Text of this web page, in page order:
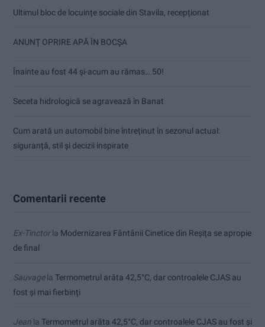
Ultimul bloc de locuințe sociale din Stavila, recepționat
ANUNŢ OPRIRE APĂ ÎN BOCȘA
Înainte au fost 44 și-acum au rămas… 50!
Seceta hidrologică se agravează în Banat
Cum arată un automobil bine întreținut în sezonul actual:
siguranță, stil și decizii inspirate
Comentarii recente
Ex-Tinctorla Modernizarea Fântânii Cinetice din Reșița se apropie
de final
Sauvagela Termometrul arăta 42,5°C, dar controalele CJAS au
fost și mai fierbinți
Jean la Termometrul arăta 42,5°C, dar controalele CJAS au fost și